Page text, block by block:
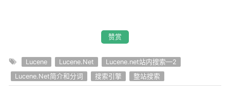
赞赏
Lucene Lucene.Net
Lucene.net站内搜索—2
Lucene.Net简介和分词
搜索引擎 整站搜索